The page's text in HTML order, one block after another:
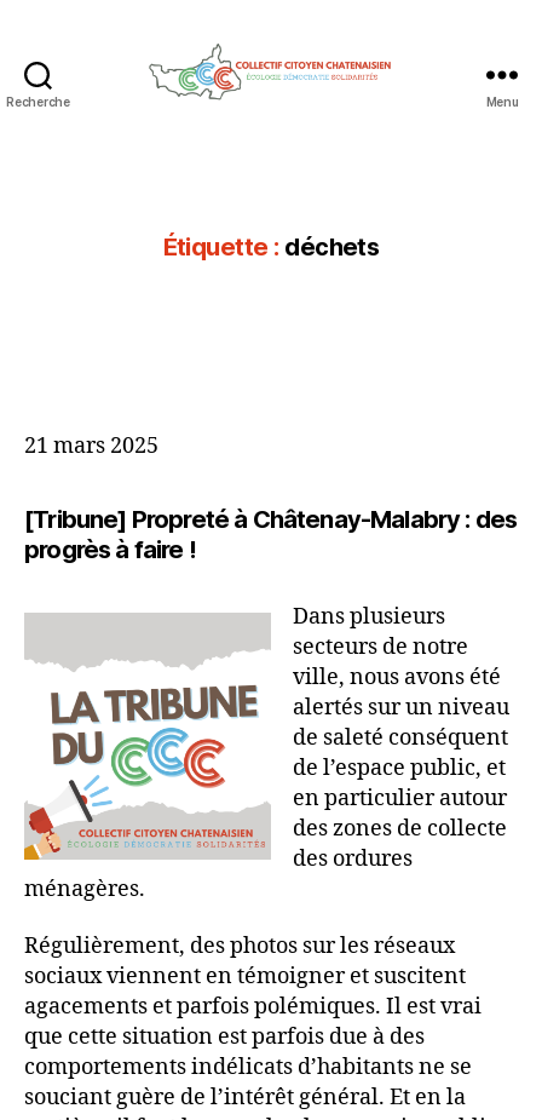
Recherche Menu
Étiquette : déchets
21 mars 2025
[Tribune] Propreté à Châtenay-Malabry : des
progrès à faire !
Dans plusieurs
secteurs de notre
ville, nous avons été
alertés sur un niveau
de saleté conséquent
de l’espace public, et
en particulier autour
des zones de collecte
des ordures
ménagères.
Régulièrement, des photos sur les réseaux
sociaux viennent en témoigner et suscitent
agacements et parfois polémiques. Il est vrai
que cette situation est parfois due à des
comportements indélicats d’habitants ne se
souciant guère de l’intérêt général. Et en la